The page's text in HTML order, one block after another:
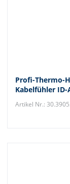
Profi-Thermo-
Kabelfühler ID-
Artikel Nr.: